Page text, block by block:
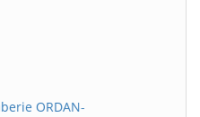
ORDAN-